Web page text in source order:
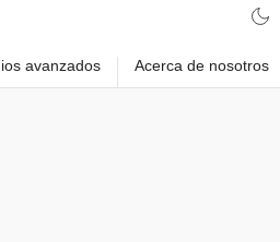
avanzados Acerca de nosotros